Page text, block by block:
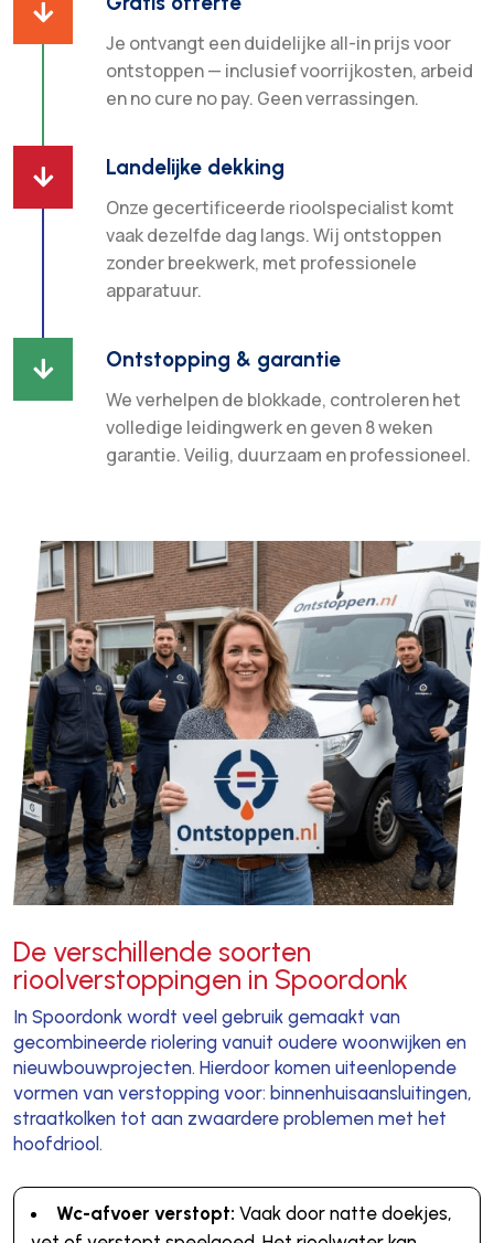

Je ontvangt een duidelijke all-in prijs voor
ontstoppen — inclusief voorrijkosten, arbeid
en no cure no pay. Geen verrassingen.
 Landelijke dekking
Onze gecertificeerde rioolspecialist komt
vaak dezelfde dag langs. Wij ontstoppen
zonder breekwerk, met professionele
apparatuur.
 Ontstopping & garantie
We verhelpen de blokkade, controleren het
volledige leidingwerk en geven 8 weken
garantie. Veilig, duurzaam en professioneel.
De verschillende soorten
rioolverstoppingen in Spoordonk
In Spoordonk wordt veel gebruik gemaakt van
gecombineerde riolering vanuit oudere woonwijken en
nieuwbouwprojecten. Hierdoor komen uiteenlopende
vormen van verstopping voor: binnenhuisaansluitingen,
straatkolken tot aan zwaardere problemen met het
hoofdriool.
Wc-afvoer verstopt: Vaak door natte doekjes,